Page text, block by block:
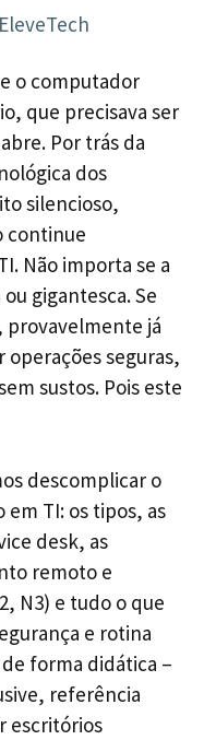
EleveTech
o computador
que precisava ser
Por trás da
dos
silencioso,
continue
Não importa se a
gigantesca. Se
provavelmente já
seguras,
sustos. Pois este
descomplicar o
TI: os tipos, as
desk, as
remoto e
N3) e tudo o que
e rotina
forma didática –
referência
escritórios